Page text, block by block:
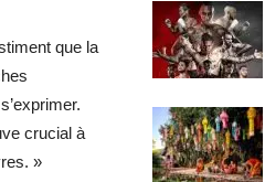
que la
crucial à
»